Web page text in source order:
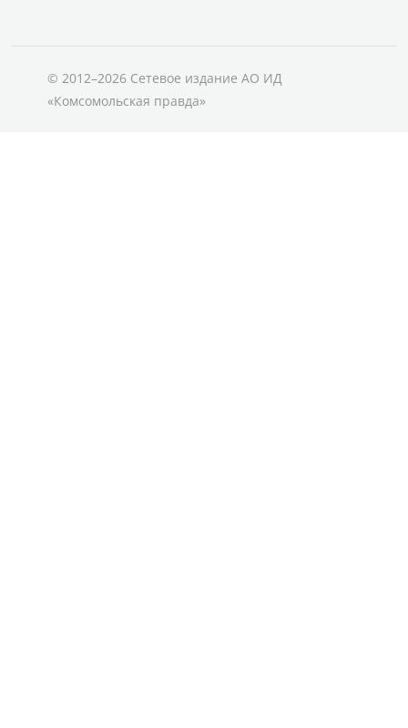
© 2012–2026 Сетевое издание АО ИД
«Комсомольская правда»